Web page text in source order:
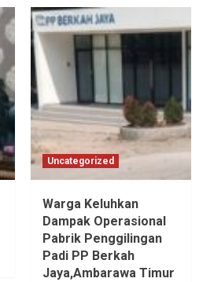
Uncategorized
Warga Keluhkan
Dampak Operasional
Pabrik Penggilingan
Padi PP Berkah
Jaya,‎Ambarawa Timur